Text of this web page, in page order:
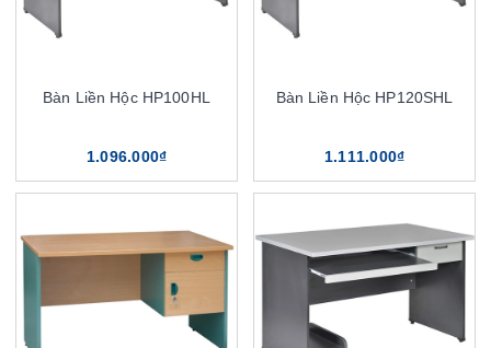
Bàn Liền Hộc HP100HL
1.096.000₫
Bàn Liền Hộc HP120SHL
1.111.000₫